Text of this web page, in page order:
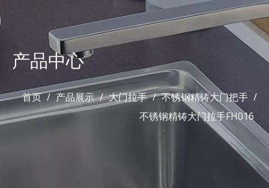
产品中心
首页 / 产品展示 / 大门拉手 / 不锈钢精铸大门把手 /
不锈钢精铸大门拉手FH016